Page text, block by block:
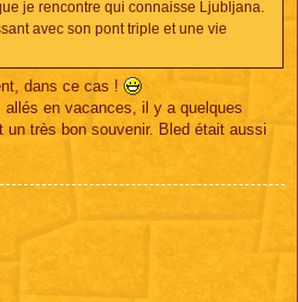
je rencontre qui connaisse Ljubljana.
avec son pont triple et une vie
dans ce cas !
en vacances, il y a quelques
très bon souvenir. Bled était aussi